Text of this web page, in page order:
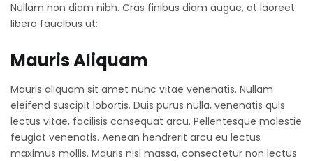
Nullam non diam nibh. Cras finibus diam augue, at laoreet
libero faucibus ut:
Mauris Aliquam
Mauris aliquam sit amet nunc vitae venenatis. Nullam
eleifend suscipit lobortis. Duis purus nulla, venenatis quis
lectus vitae, facilisis consequat arcu. Pellentesque molestie
feugiat venenatis. Aenean hendrerit arcu eu lectus
maximus mollis. Mauris nisl massa, consectetur non lectus